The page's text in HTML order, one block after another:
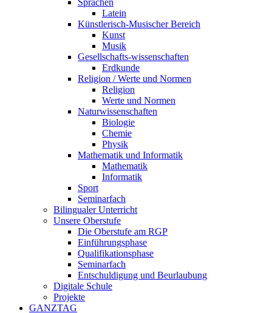
Sprachen
Latein
Künstlerisch-Musischer Bereich
Kunst
Musik
Gesellschafts-wissenschaften
Erdkunde
Religion / Werte und Normen
Religion
Werte und Normen
Naturwissenschaften
Biologie
Chemie
Physik
Mathematik und Informatik
Mathematik
Informatik
Sport
Seminarfach
Bilingualer Unterricht
Unsere Oberstufe
Die Oberstufe am RGP
Einführungsphase
Qualifikationsphase
Seminarfach
Entschuldigung und Beurlaubung
Digitale Schule
Projekte
GANZTAG